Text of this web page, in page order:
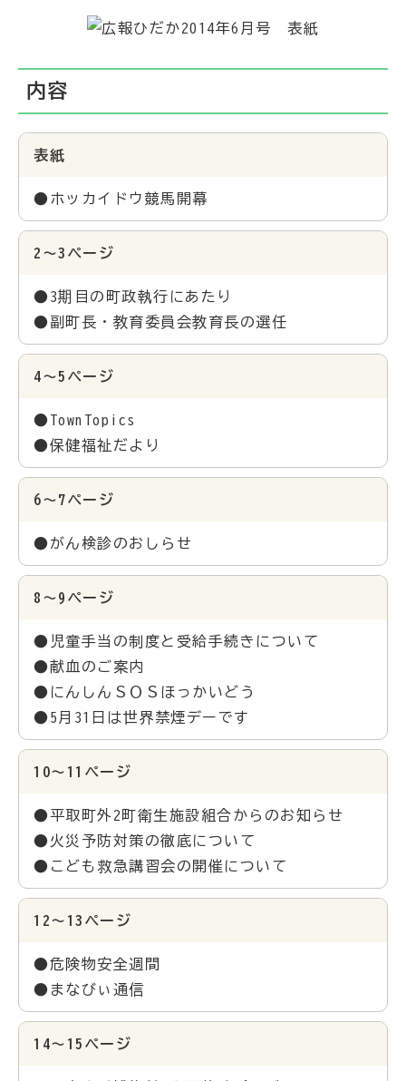
内容
表紙
●ホッカイドウ競馬開幕
2～3ページ
●3期目の町政執行にあたり
●副町長・教育委員会教育長の選任
4～5ページ
●TownTopics
●保健福祉だより
6～7ページ
●がん検診のおしらせ
8～9ページ
●児童手当の制度と受給手続きについて
●献血のご案内
●にんしんＳＯＳほっかいどう
●5月31日は世界禁煙デーです
10～11ページ
●平取町外2町衛生施設組合からのお知らせ
●火災予防対策の徹底について
●こども救急講習会の開催について
12～13ページ
●危険物安全週間
●まなびぃ通信
14～15ページ